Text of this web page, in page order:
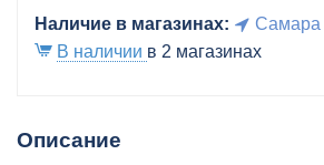
Наличие в магазинах:
Самара
В наличии в 2 магазинах
Описание